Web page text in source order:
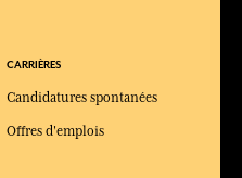
CARRIÈRES
Candidatures spontanées
Offres d'emplois